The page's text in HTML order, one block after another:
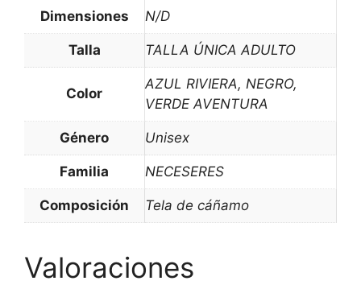
Dimensiones N/D
Talla TALLA ÚNICA ADULTO
Color
AZUL RIVIERA, NEGRO,
VERDE AVENTURA
Género Unisex
Familia NECESERES
Composición Tela de cáñamo
Valoraciones